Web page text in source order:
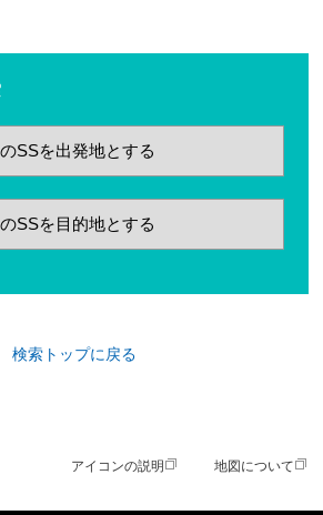
SSを出発地とする
SSを目的地とする
検索トップに戻る
アイコンの説明 地図について